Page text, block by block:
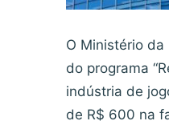
O Ministério da
do programa
indústria de
de R$ 600 na